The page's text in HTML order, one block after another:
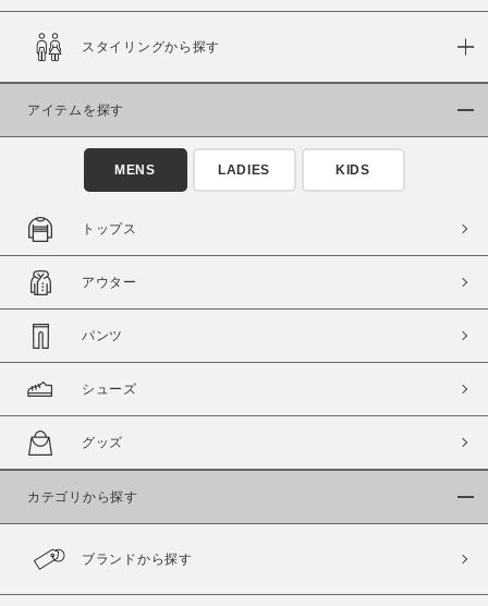
スタイリングから探す
アイテムを探す
MENS LADIES KIDS
トップス
アウター
パンツ
シューズ
グッズ
カテゴリから探す
ブランドから探す